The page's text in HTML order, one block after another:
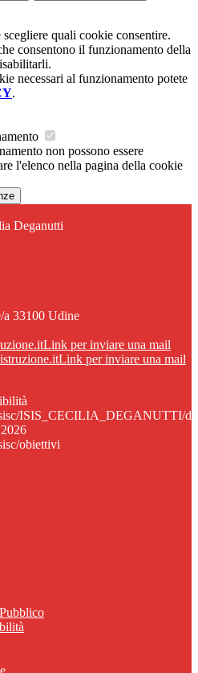
quali cookie consentire.
consentono il funzionamento della
necessari al funzionamento potete
.
non possono essere
l'elenco nella pagina della cookie
Deganutti
33100 Udine
Link per inviare una mail
Link per inviare una mail
ISIS_CECILIA_DEGANUTTI/
obiettivi